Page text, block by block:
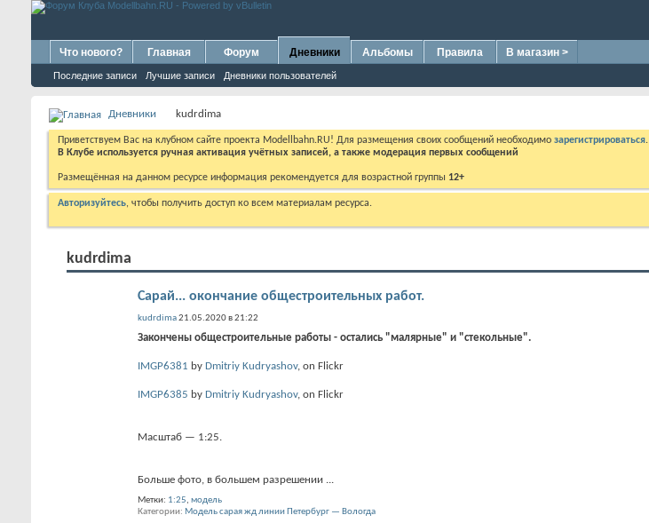
Что нового? Главная Форум Дневники
Последние записи Лучшие записи Дневники пользователей
Альбомы Правила В магазин >
Дневники kudrdima
Приветствуем Вас на клубном сайте проекта Modellbahn.RU! Для размещения своих сообщений необходимо зарегистрироваться.
В Клубе используется ручная активация учётных записей, а также модерация первых сообщений
Размещённая на данном ресурсе информация рекомендуется для возрастной группы 12+
Авторизуйтесь, чтобы получить доступ ко всем материалам ресурса.
kudrdima
Сарай... окончание общестроительных работ.
kudrdima21.05.2020 в 21:22
Закончены общестроительные работы - остались "малярные" и "стекольные".
IMGP6381 by Dmitriy Kudryashov, on Flickr
IMGP6385 by Dmitriy Kudryashov, on Flickr
Масштаб — 1:25.
Больше фото, в большем разрешении ...
Метки: 1:25, модель
Категории Модель сарая жд линии Петербург — Вологда